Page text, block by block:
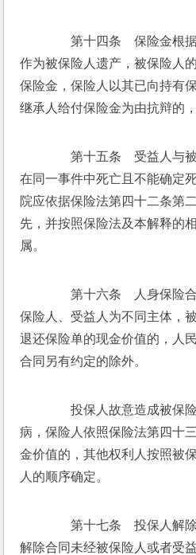
第十四条　保险金根据
作为被保险人遗产，被保险人
保险金，保险人以其已向持有
继承人给付保险金为由抗辩的
第十五条　受益人与被
在同一事件中死亡且不能确定
院应依据保险法第四十二条第
先，并按照保险法及本解释的
属。
第十六条　人身保险合
保险人、受益人为不同主体，
退还保险单的现金价值的，人
合同另有约定的除外。
投保人故意造成被保险
病，保险人依照保险法第四十
金价值的，其他权利人按照被
人的顺序确定。
第十七条　投保人解除
解除合同未经被保险人或者受